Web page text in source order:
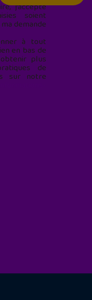
j’accepte
soient
demande
à tout
en bas de
plus
de
sur notre